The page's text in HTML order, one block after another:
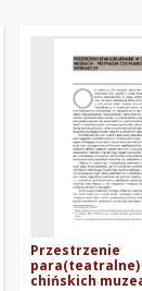
Przestrzenie
para(teatralne)
chińskich